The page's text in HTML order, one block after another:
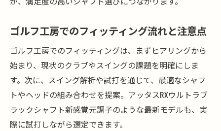
ゴルフ工房でのフィッティング流れと注意点
ゴルフ工房でのフィッティングは、まずヒアリングから
始まり、現状のクラブやスイングの課題を明確にしま
す。次に、スイング解析や試打を通じて、最適なシャフ
トやヘッドの組み合わせを提案。アッタスRXウルトラブ
ラックシャフト新感覚元調子のような最新モデルも、実
際に試打しながら選定できます。